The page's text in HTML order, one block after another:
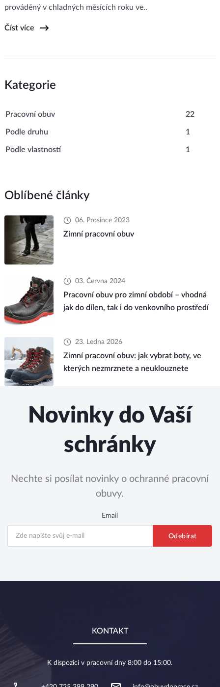
prováděný v chladných měsících roku ve..
Číst více
Kategorie
Pracovní obuv 22
Podle druhu 1
Podle vlastností 1
Oblíbené články
06. Prosince 2023
Zimní pracovní obuv
03. Června 2024
Pracovní obuv pro zimní období – vhodná
jak do dílen, tak i do venkovního prostředí
23. Ledna 2026
Zimní pracovní obuv: jak vybrat boty, ve
kterých nezmrznete a neuklouznete
Novinky do Vaší
schránky
Nechte si posílat novinky o ochranné pracovní
obuvy.
Email
KONTAKT
K dispozici v pracovní dny 8:00 do 15:00.